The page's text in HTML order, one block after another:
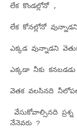
లేక కొండల్లోనో ,
లేక కోనల్లోనో వున్నాడని
ఎక్కడ వున్నాడని
ఎక్కడా నీకు
వెతక వలసినది
వేసుకోవాల్సినది
నేనెవరు ?